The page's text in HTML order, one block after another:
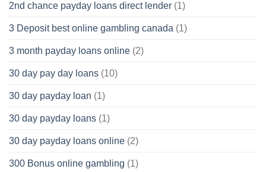
2nd chance payday loans direct lender (1)
3 Deposit best online gambling canada (1)
3 month payday loans online (2)
30 day pay day loans (10)
30 day payday loan (1)
30 day payday loans (1)
30 day payday loans online (2)
300 Bonus online gambling (1)